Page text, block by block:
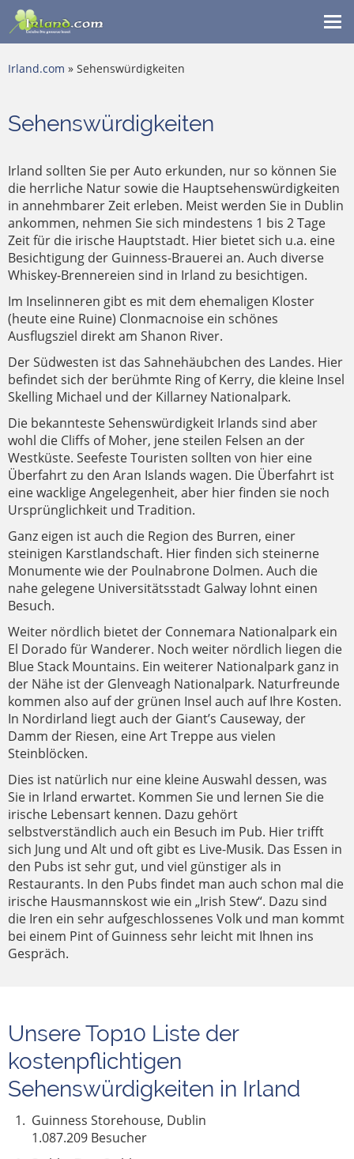
Irland.com » Sehenswürdigkeiten
Sehenswürdigkeiten
Irland sollten Sie per Auto erkunden, nur so können Sie
die herrliche Natur sowie die Hauptsehenswürdigkeiten
in annehmbarer Zeit erleben. Meist werden Sie in Dublin
ankommen, nehmen Sie sich mindestens 1 bis 2 Tage
Zeit für die irische Hauptstadt. Hier bietet sich u.a. eine
Besichtigung der Guinness-Brauerei an. Auch diverse
Whiskey-Brennereien sind in Irland zu besichtigen.
Im Inselinneren gibt es mit dem ehemaligen Kloster
(heute eine Ruine) Clonmacnoise ein schönes
Ausflugsziel direkt am Shanon River.
Der Südwesten ist das Sahnehäubchen des Landes. Hier
befindet sich der berühmte Ring of Kerry, die kleine Insel
Skelling Michael und der Killarney Nationalpark.
Die bekannteste Sehenswürdigkeit Irlands sind aber
wohl die Cliffs of Moher, jene steilen Felsen an der
Westküste. Seefeste Touristen sollten von hier eine
Überfahrt zu den Aran Islands wagen. Die Überfahrt ist
eine wacklige Angelegenheit, aber hier finden sie noch
Ursprünglichkeit und Tradition.
Ganz eigen ist auch die Region des Burren, einer
steinigen Karstlandschaft. Hier finden sich steinerne
Monumente wie der Poulnabrone Dolmen. Auch die
nahe gelegene Universitätsstadt Galway lohnt einen
Besuch.
Weiter nördlich bietet der Connemara Nationalpark ein
El Dorado für Wanderer. Noch weiter nördlich liegen die
Blue Stack Mountains. Ein weiterer Nationalpark ganz in
der Nähe ist der Glenveagh Nationalpark. Naturfreunde
kommen also auf der grünen Insel auch auf Ihre Kosten.
In Nordirland liegt auch der Giant’s Causeway, der
Damm der Riesen, eine Art Treppe aus vielen
Steinblöcken.
Dies ist natürlich nur eine kleine Auswahl dessen, was
Sie in Irland erwartet. Kommen Sie und lernen Sie die
irische Lebensart kennen. Dazu gehört
selbstverständlich auch ein Besuch im Pub. Hier trifft
sich Jung und Alt und oft gibt es Live-Musik. Das Essen in
den Pubs ist sehr gut, und viel günstiger als in
Restaurants. In den Pubs findet man auch schon mal die
irische Hausmannskost wie ein „Irish Stew“. Dazu sind
die Iren ein sehr aufgeschlossenes Volk und man kommt
bei einem Pint of Guinness sehr leicht mit Ihnen ins
Gespräch.
Unsere Top10 Liste der
kostenpflichtigen
Sehenswürdigkeiten in Irland
Guinness Storehouse, Dublin
1.087.209 Besucher